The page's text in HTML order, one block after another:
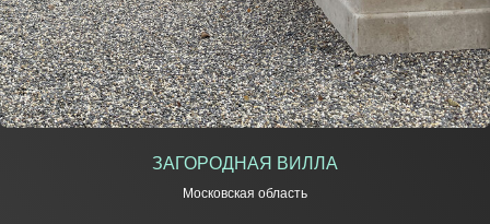
ЗАГОРОДНАЯ ВИЛЛА
Московская область